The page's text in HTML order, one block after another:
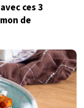
ces 3
de